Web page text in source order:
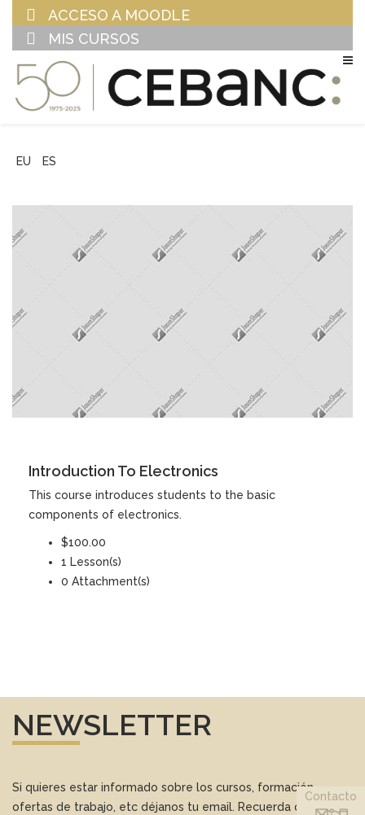
ACCESO A MOODLE
MIS CURSOS
EU ES
Introduction To Electronics
This course introduces students to the basic
components of electronics.
$100.00
1 Lesson(s)
0 Attachment(s)
NEWSLETTER
Si quieres estar informado sobre los cursos, formación,
ofertas de trabajo, etc déjanos tu email. Recuerda que
Contacto